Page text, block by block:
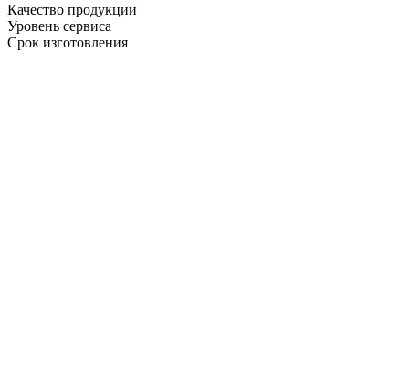
Качество продукции
Уровень сервиса
Срок изготовления